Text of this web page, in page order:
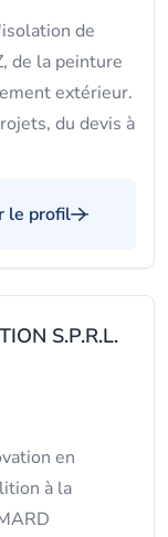
de
de la peinture
extérieur.
du devis à
le profil
S.P.R.L.
en
à la